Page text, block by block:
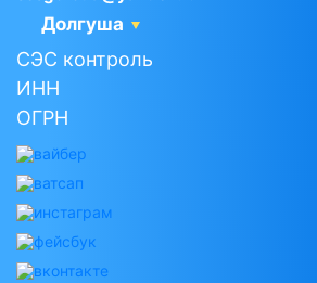
Долгуша
СЭС контроль
ИНН
ОГРН